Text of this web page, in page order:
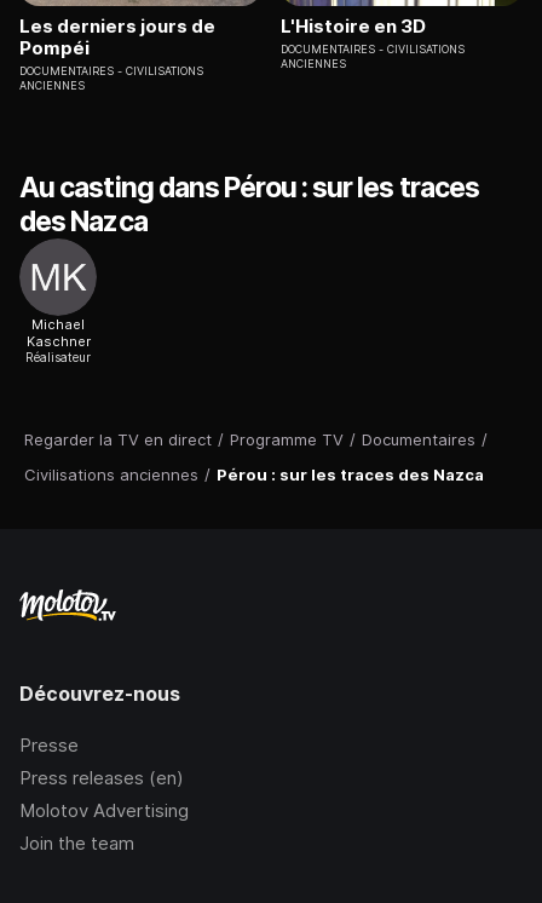
Regarder la TV en direct / Programme TV / Documentaires /
Civilisations anciennes / Pérou : sur les traces des Nazca
Les derniers jours de
Pompéi
DOCUMENTAIRES
CIVILISATIONS
ANCIENNES
L'Histoire en 3D
DOCUMENTAIRES
CIVILISATIONS
ANCIENNES
Au casting dans Pérou : sur les traces
des Nazca
Michael
Kaschner
Réalisateur
Découvrez-nous
Presse
Press releases (en)
Molotov Advertising
Join the team